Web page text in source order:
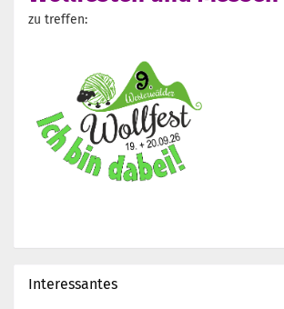
zu treffen:
Interessantes